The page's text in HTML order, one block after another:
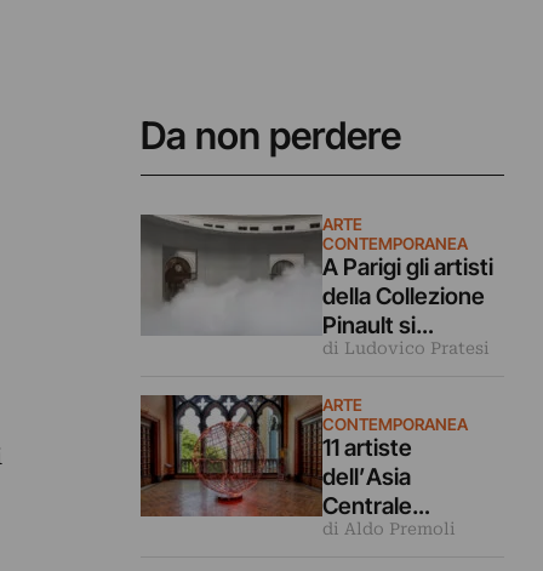
Da non perdere
ARTE
CONTEMPORANEA
A Parigi gli artisti
della Collezione
Pinault si
confrontano con
una grande
mostra
di Ludovico Pratesi
ARTE
CONTEMPORANEA
11 artiste
dell’Asia
Centrale
rileggono la
di Aldo Premoli